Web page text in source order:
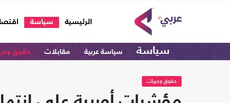
الرئيسية
(current) سياسة
سياسة سياسة عربية مقابلات حقوق
حقوق وحريات